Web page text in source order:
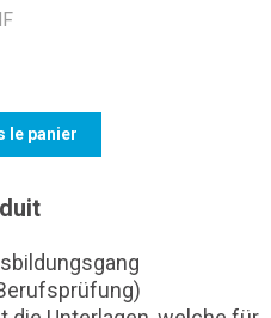
le panier